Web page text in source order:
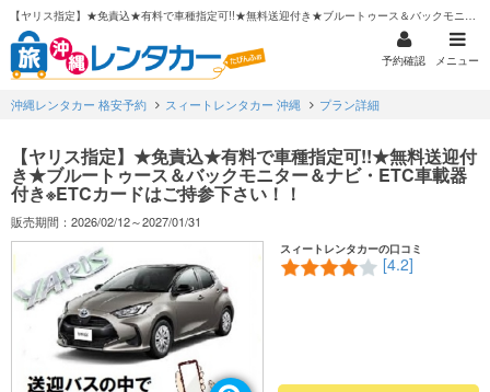
【ヤリス指定】★免責込★有料で車種指定可!!★無料送迎付き★ブルートゥース＆バックモニター＆ナビ・ETC車載器付き※ETCカードはご持参下さい！！
予約確認 メニュー
沖縄レンタカー 格安予約 スィートレンタカー 沖縄 プラン詳細
【ヤリス指定】★免責込★有料で車種指定可!!★無料送迎付
き★ブルートゥース＆バックモニター＆ナビ・ETC車載器
付き※ETCカードはご持参下さい！！
販売期間：2026/02/12～2027/01/31
スィートレンタカーの口コミ
[4.2]